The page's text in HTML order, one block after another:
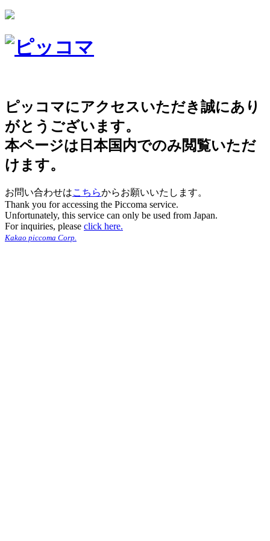
ピッコマにアクセスいただき誠にあり
がとうございます。
本ページは日本国内でのみ閲覧いただ
けます。
お問い合わせはこちらからお願いいたします。
Thank you for accessing the Piccoma service.
Unfortunately, this service can only be used from Japan.
For inquiries, please click here.
Kakao piccoma Corp.